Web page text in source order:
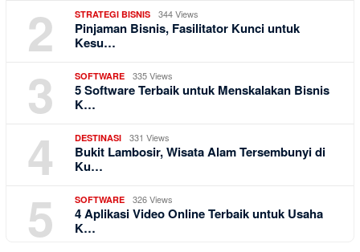
2 STRATEGI BISNIS 344 Views
Pinjaman Bisnis, Fasilitator Kunci untuk
Kesu…
3 SOFTWARE 335 Views
5 Software Terbaik untuk Menskalakan Bisnis
K…
4 DESTINASI 331 Views
Bukit Lambosir, Wisata Alam Tersembunyi di
Ku…
5 SOFTWARE 326 Views
4 Aplikasi Video Online Terbaik untuk Usaha
K…